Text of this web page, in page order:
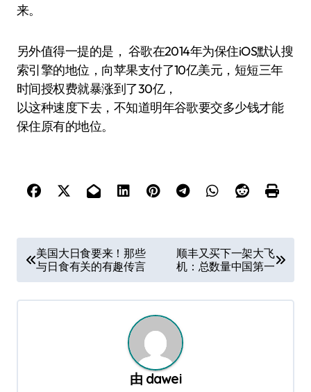
来。
另外值得一提的是， 谷歌在2014年为保住iOS默认搜
索引擎的地位，向苹果支付了10亿美元，短短三年
时间授权费就暴涨到了30亿，
以这种速度下去，不知道明年谷歌要交多少钱才能
保住原有的地位。
章
导
美国大日食要来！那些
与日食有关的有趣传言
顺丰又买下一架大飞
机：总数量中国第一
由 dawei